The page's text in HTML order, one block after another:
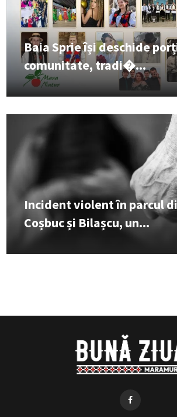
Baia Sprie își deschide
comunitate, tradi�...
Incident violent în parcul
Coșbuc și Bilașcu, un...